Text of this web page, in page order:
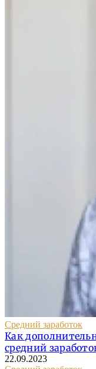
Средний заработок
Как
средний
22.09.2023